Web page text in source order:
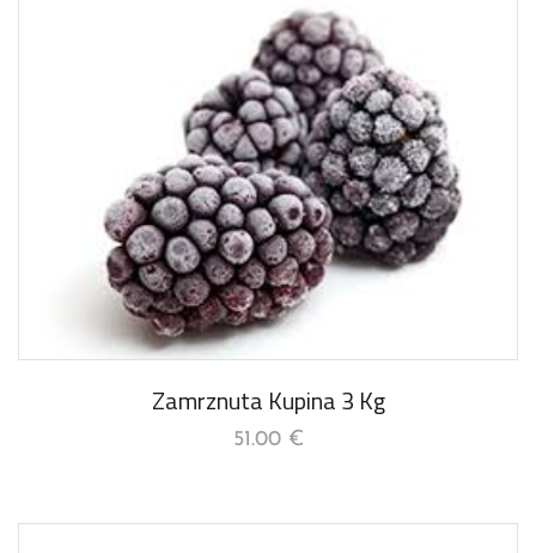
Zamrznuta Kupina 3 Kg
51.00 €